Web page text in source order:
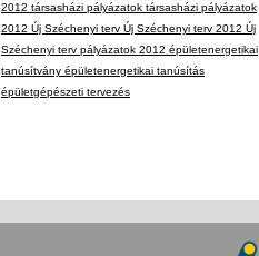
2012 társasházi pályázatok társasházi pályázatok
2012 Új Széchenyi terv Új Széchenyi terv 2012 Új
Széchenyi terv pályázatok 2012 épületenergetikai
tanúsítvány épületenergetikai tanúsítás
épületgépészeti tervezés